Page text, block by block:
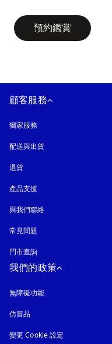
預約鑑賞
顧客服務
獨家服務
配送與出貨
退貨
產品支援
與我們聯絡
常見問題
門市查詢
我們的政策
無障礙功能
仿冒品
變更 Cookie 設定